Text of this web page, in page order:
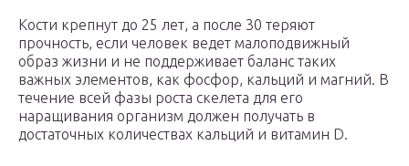
Кости крепнут до 25 лет, а после 30 теряют
прочность, если человек ведет малоподвижный
образ жизни и не поддерживает баланс таких
важных элементов, как фосфор, кальций и магний. В
течение всей фазы роста скелета для его
наращивания организм должен получать в
достаточных количествах кальций и витамин D.